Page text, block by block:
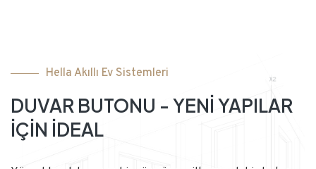
Hella Akıllı Ev Sistemleri
DUVAR BUTONU - YENİ YAPILAR
İÇİN İDEAL